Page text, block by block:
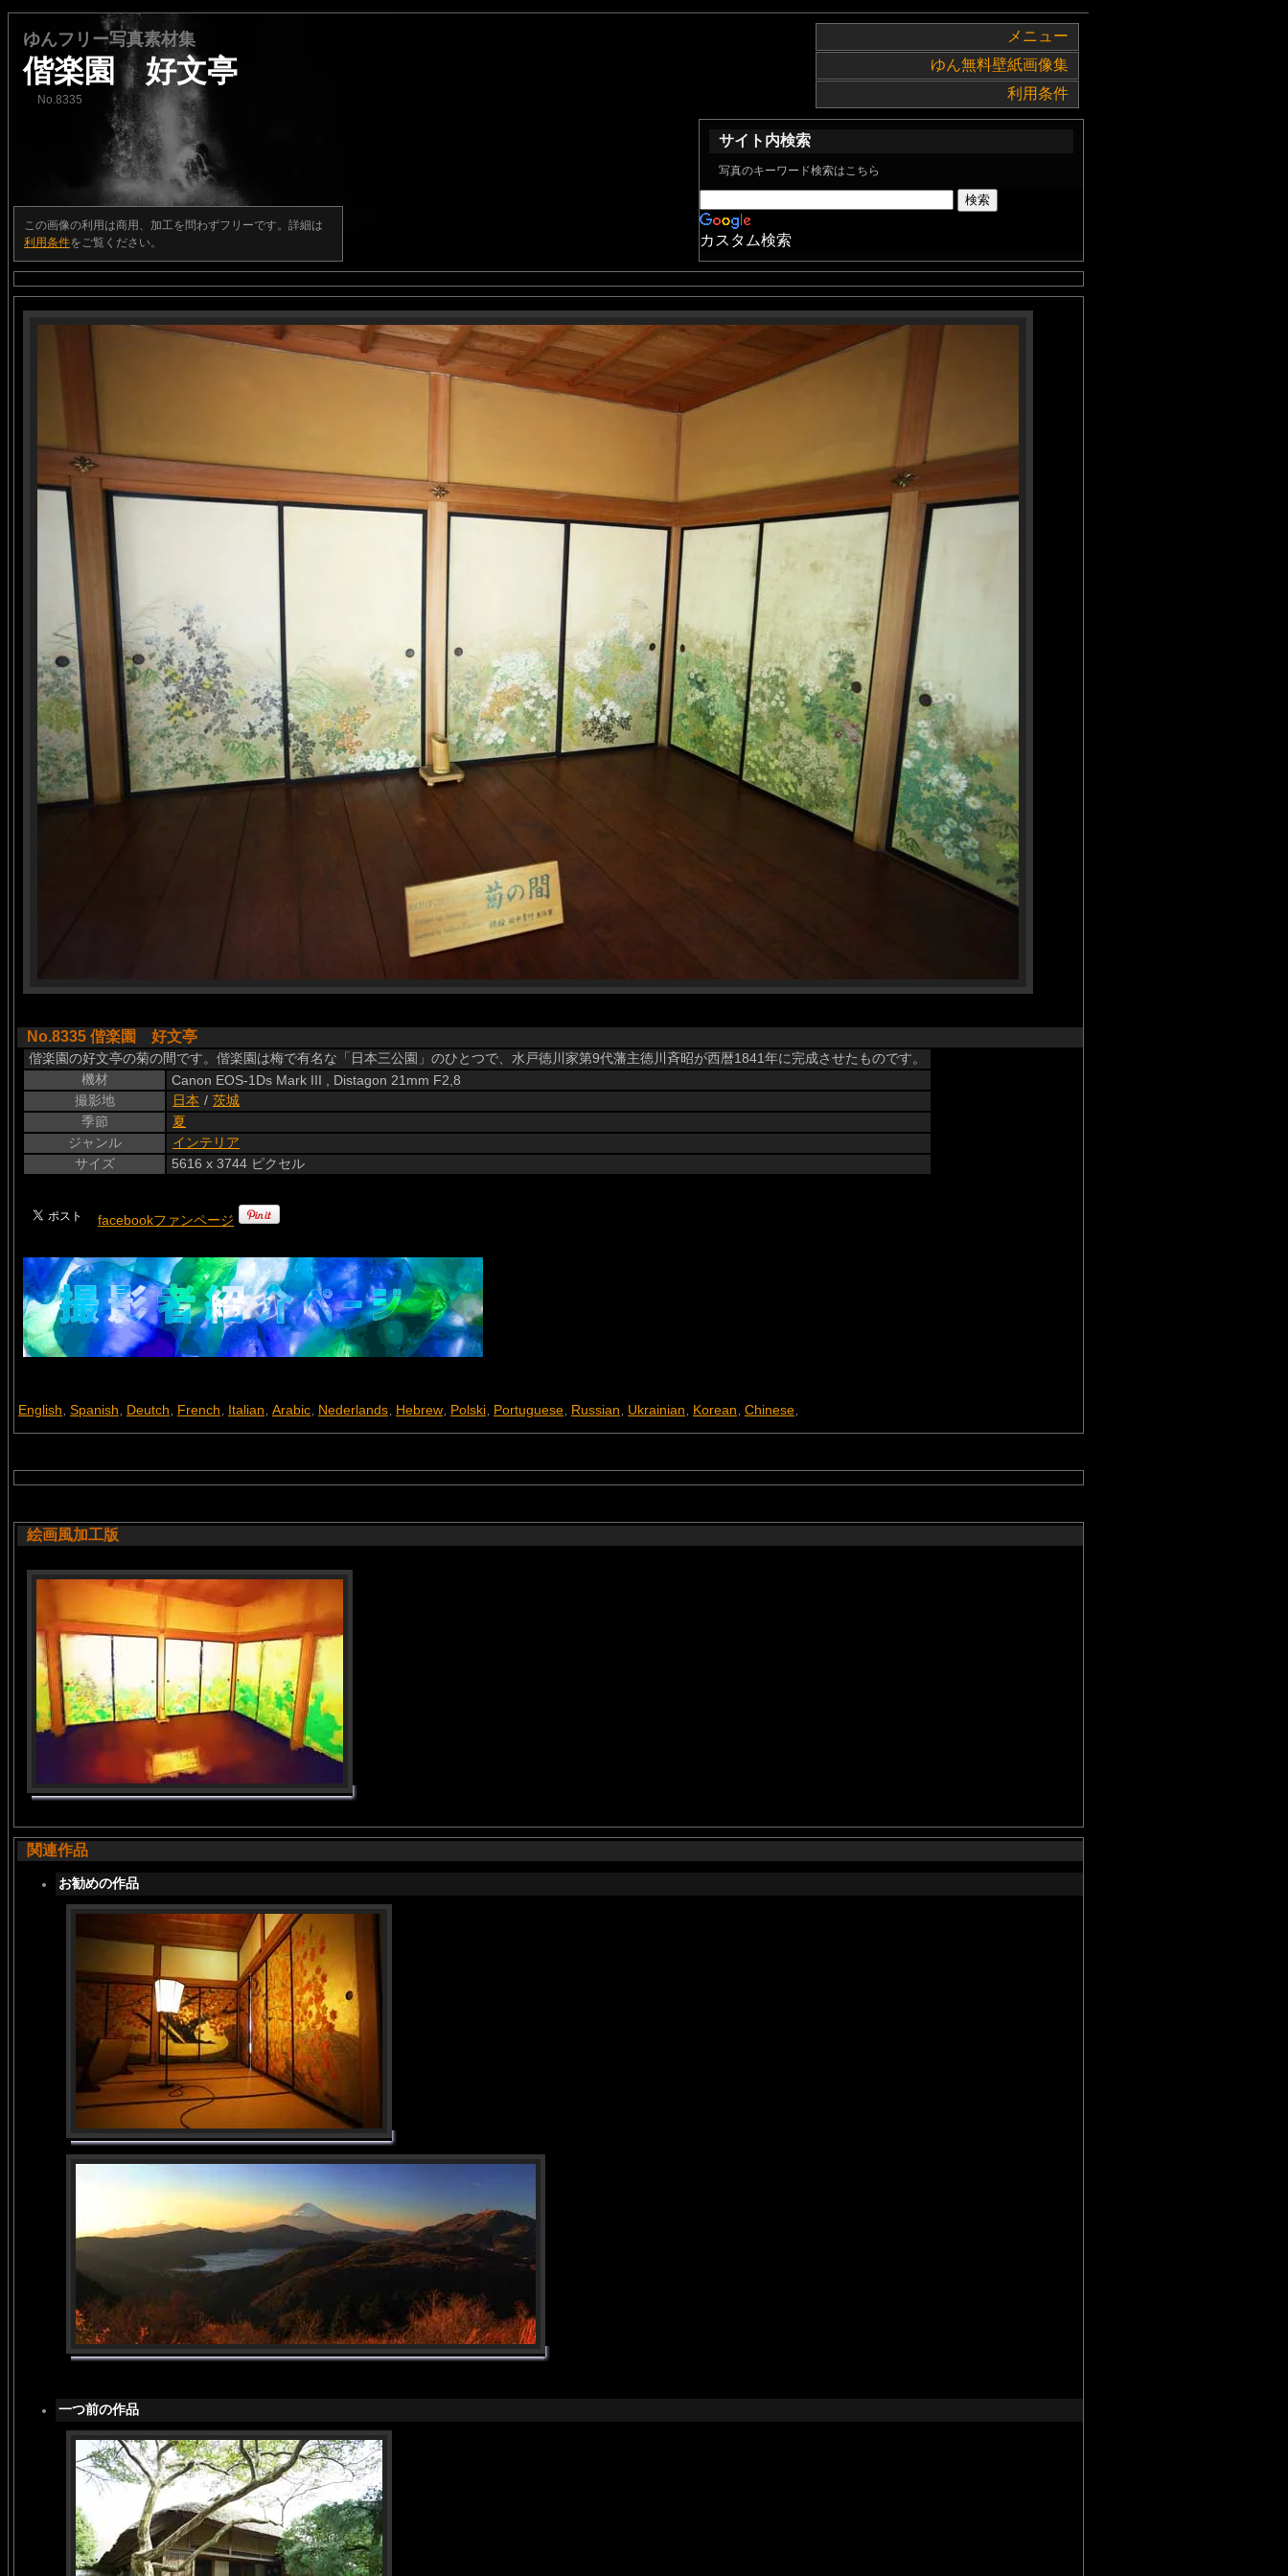
メニュー
ゆん無料壁紙画像集
利用条件
ゆんフリー写真素材集
偕楽園 好文亭
No.8335
この画像の利用は商用、加工を問わずフリーです。詳細は
利用条件をご覧ください。
サイト内検索
写真のキーワード検索はこちら
カスタム検索
No.8335 偕楽園 好文亭
偕楽園の好文亭の菊の間です。偕楽園は梅で有名な「日本三公園」のひとつで、水戸徳川家第9代藩主徳川斉昭が西暦1841年に完成させたものです。
機材
Canon EOS-1Ds Mark III , Distagon 21mm F2,8
撮影地
日本 / 茨城
季節
夏
ジャンル
インテリア
サイズ
5616 x 3744 ピクセル
facebookファンページ
English, Spanish, Deutch, French, Italian, Arabic, Nederlands, Hebrew, Polski, Portuguese, Russian, Ukrainian, Korean, Chinese,
絵画風加工版
関連作品
お勧めの作品
一つ前の作品